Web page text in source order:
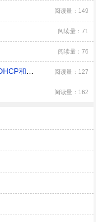
阅读量：149
阅读量：71
阅读量：76
如何在Windows Server 2016上安装DHCP和DNS 阅读量：127
阅读量：162